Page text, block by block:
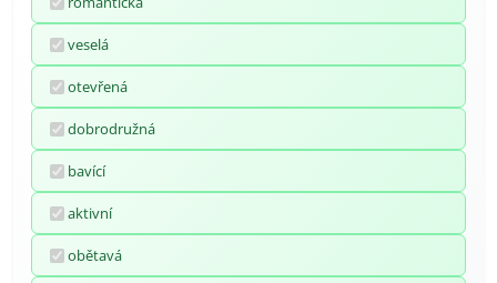
veselá
otevřená
dobrodružná
bavící
aktivní
obětavá